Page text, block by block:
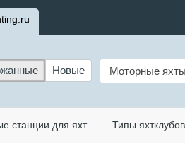
Новые
станции для яхт Типы